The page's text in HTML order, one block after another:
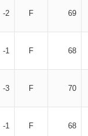
-2 F 69
-1 F 68
-3 F 70
-1 F 68